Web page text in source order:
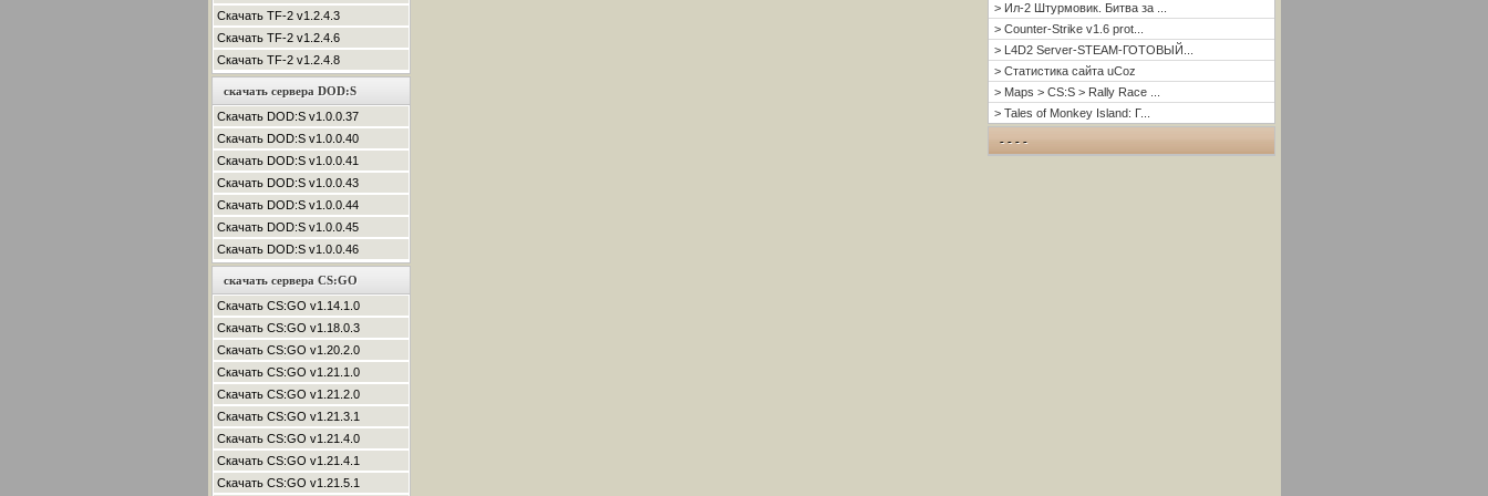
Скачать TF-2 v1.2.4.3
Скачать TF-2 v1.2.4.6
Скачать TF-2 v1.2.4.8
скачать сервера DOD:S
Скачать DOD:S v1.0.0.37
Скачать DOD:S v1.0.0.40
Скачать DOD:S v1.0.0.41
Скачать DOD:S v1.0.0.43
Скачать DOD:S v1.0.0.44
Скачать DOD:S v1.0.0.45
Скачать DOD:S v1.0.0.46
скачать сервера CS:GO
Скачать CS:GO v1.14.1.0
Скачать CS:GO v1.18.0.3
Скачать CS:GO v1.20.2.0
Скачать CS:GO v1.21.1.0
Скачать CS:GO v1.21.2.0
Скачать CS:GO v1.21.3.1
Скачать CS:GO v1.21.4.0
Скачать CS:GO v1.21.4.1
Скачать CS:GO v1.21.5.1
> Ил-2 Штурмовик. Битва за ...
> Counter-Strike v1.6 prot...
> L4D2 Server-STEAM-ГОТОВЫЙ...
> Статистика сайта uCoz
> Maps > CS:S > Rally Race ...
> Tales of Monkey Island: Г...
- - - -